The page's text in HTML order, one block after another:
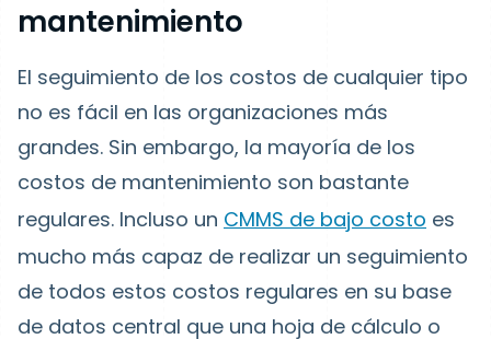
mantenimiento
El seguimiento de los costos de cualquier tipo
no es fácil en las organizaciones más
grandes. Sin embargo, la mayoría de los
costos de mantenimiento son bastante
regulares. Incluso un CMMS de bajo costo es
mucho más capaz de realizar un seguimiento
de todos estos costos regulares en su base
de datos central que una hoja de cálculo o